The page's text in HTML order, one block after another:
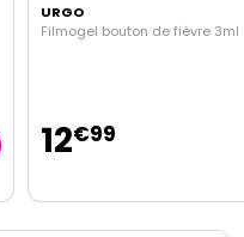
URGO
Filmogel bouton de fièvre 3ml
12€99